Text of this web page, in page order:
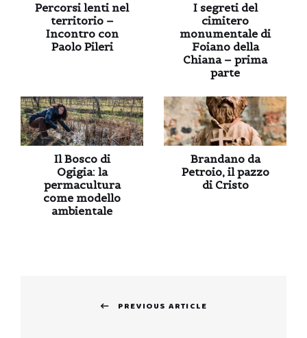
Percorsi lenti nel
territorio –
Incontro con
Paolo Pileri
I segreti del
cimitero
monumentale di
Foiano della
Chiana – prima
parte
Il Bosco di
Ogigia: la
permacultura
come modello
ambientale
Brandano da
Petroio, il pazzo
di Cristo
PREVIOUS ARTICLE